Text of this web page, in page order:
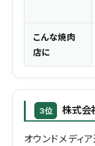
こんな焼肉
店に
3位 株式会
オウンドメディ